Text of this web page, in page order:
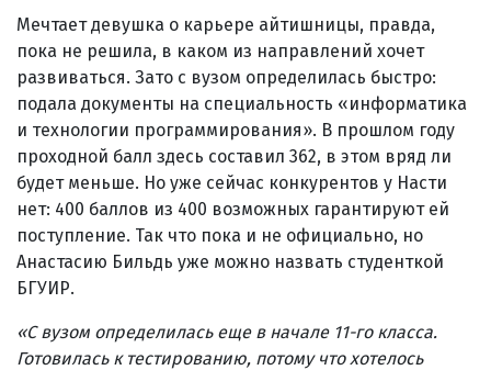
Мечтает девушка о карьере айтишницы, правда,
пока не решила, в каком из направлений хочет
развиваться. Зато с вузом определилась быстро:
подала документы на специальность «информатика
и технологии программирования». В прошлом году
проходной балл здесь составил 362, в этом вряд ли
будет меньше. Но уже сейчас конкурентов у Насти
нет: 400 баллов из 400 возможных гарантируют ей
поступление. Так что пока и не официально, но
Анастасию Бильдь уже можно назвать студенткой
БГУИР.
«С вузом определилась еще в начале 11-го класса.
Готовилась к тестированию, потому что хотелось